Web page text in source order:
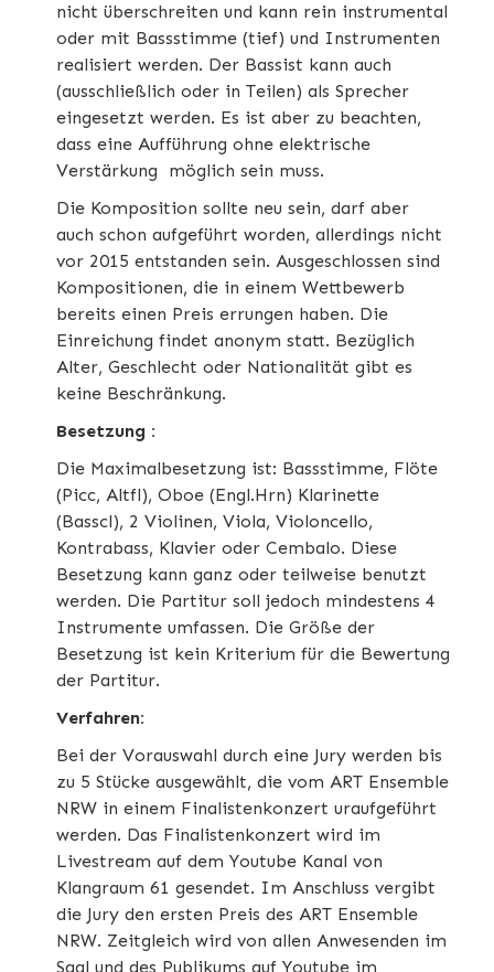
nicht überschreiten und kann rein instrumental
oder mit Bassstimme (tief) und Instrumenten
realisiert werden. Der Bassist kann auch
(ausschließlich oder in Teilen) als Sprecher
eingesetzt werden. Es ist aber zu beachten,
dass eine Aufführung ohne elektrische
Verstärkung möglich sein muss.
Die Komposition sollte neu sein, darf aber
auch schon aufgeführt worden, allerdings nicht
vor 2015 entstanden sein. Ausgeschlossen sind
Kompositionen, die in einem Wettbewerb
bereits einen Preis errungen haben. Die
Einreichung findet anonym statt. Bezüglich
Alter, Geschlecht oder Nationalität gibt es
keine Beschränkung.
Besetzung :
Die Maximalbesetzung ist: Bassstimme, Flöte
(Picc, Altfl), Oboe (Engl.Hrn) Klarinette
(Basscl), 2 Violinen, Viola, Violoncello,
Kontrabass, Klavier oder Cembalo. Diese
Besetzung kann ganz oder teilweise benutzt
werden. Die Partitur soll jedoch mindestens 4
Instrumente umfassen. Die Größe der
Besetzung ist kein Kriterium für die Bewertung
der Partitur.
Verfahren:
Bei der Vorauswahl durch eine Jury werden bis
zu 5 Stücke ausgewählt, die vom ART Ensemble
NRW in einem Finalistenkonzert uraufgeführt
werden. Das Finalistenkonzert wird im
Livestream auf dem Youtube Kanal von
Klangraum 61 gesendet. Im Anschluss vergibt
die Jury den ersten Preis des ART Ensemble
NRW. Zeitgleich wird von allen Anwesenden im
Saal und des Publikums auf Youtube im